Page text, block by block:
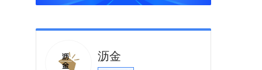
沥金